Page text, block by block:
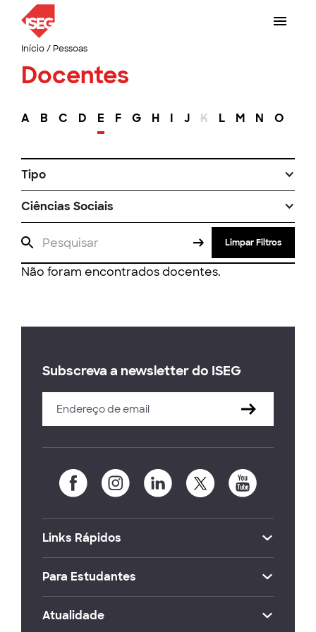
Início/ Pessoas
Docentes
A B C D E F G H I J K L M N O
Tipo
Ciências Sociais
Limpar Filtros
Não foram encontrados docentes.
Subscreva a newsletter do ISEG
Links Rápidos
Para Estudantes
Atualidade